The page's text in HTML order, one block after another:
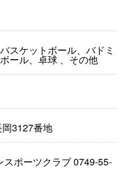
スケットボール、バドミ
ール、卓球 、その他
3127番地
スポーツクラブ 0749-55-